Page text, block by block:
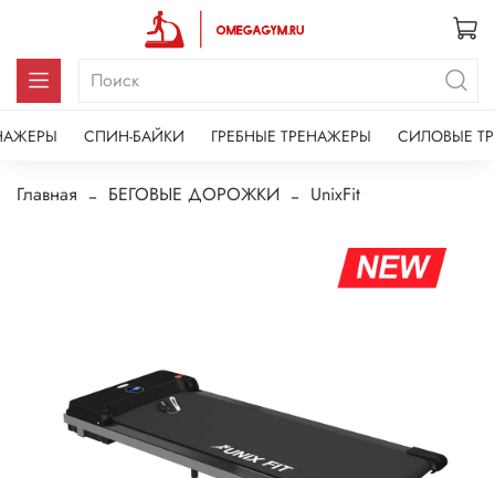
СПИН-БАЙКИ ГРЕБНЫЕ ТРЕНАЖЕРЫ СИЛОВЫЕ
Главная БЕГОВЫЕ ДОРОЖКИ UnixFit